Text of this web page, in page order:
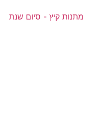
מתנות קיץ - סיום שנת